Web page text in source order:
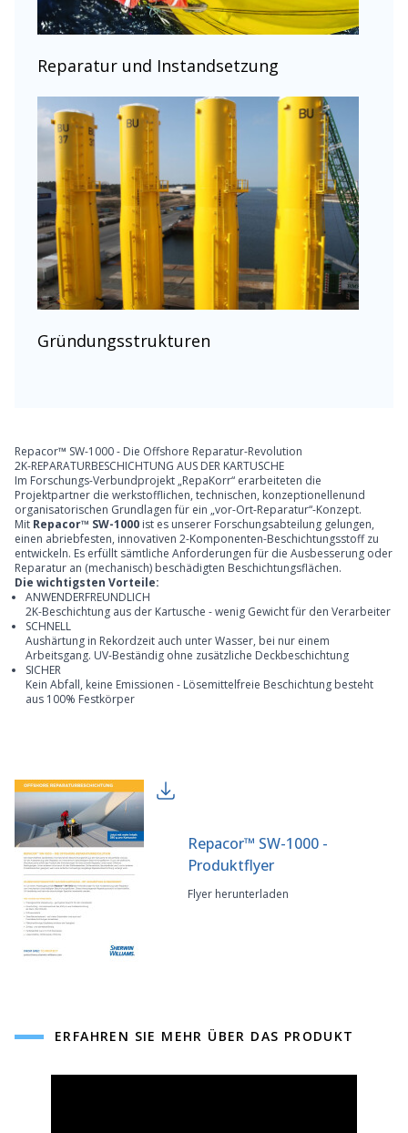
Reparatur und Instandsetzung
Gründungsstrukturen
Repacor™ SW-1000 - Die Offshore Reparatur-Revolution
2K-REPARATURBESCHICHTUNG AUS DER KARTUSCHE
Im Forschungs-Verbundprojekt „RepaKorr“ erarbeiteten die
Projektpartner die werkstofflichen, technischen, konzeptionellenund
organisatorischen Grundlagen für ein „vor-Ort-Reparatur“-Konzept.
Mit Repacor™ SW-1000 ist es unserer Forschungsabteilung gelungen,
einen abriebfesten, innovativen 2-Komponenten-Beschichtungsstoff zu
entwickeln. Es erfüllt sämtliche Anforderungen für die Ausbesserung oder
Reparatur an (mechanisch) beschädigten Beschichtungsflächen.
Die wichtigsten Vorteile:
ANWENDERFREUNDLICH
2K-Beschichtung aus der Kartusche - wenig Gewicht für den Verarbeiter
SCHNELL
Aushärtung in Rekordzeit auch unter Wasser, bei nur einem
Arbeitsgang. UV-Beständig ohne zusätzliche Deckbeschichtung
SICHER
Kein Abfall, keine Emissionen - Lösemittelfreie Beschichtung besteht
aus 100% Festkörper
Repacor™ SW-1000 -
Produktflyer
Flyer herunterladen
ERFAHREN SIE MEHR ÜBER DAS PRODUKT